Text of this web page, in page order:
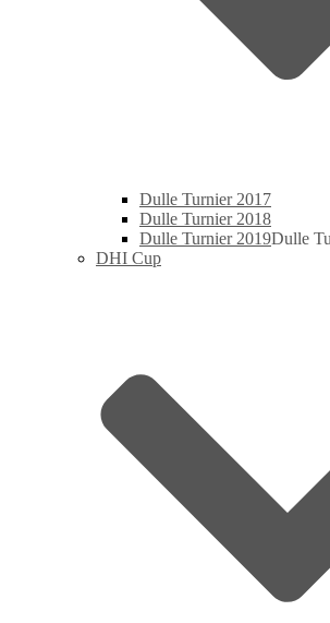
Dulle Turnier 2017
Dulle Turnier 2018
Dulle Turnier 2019Dulle
DHI Cup